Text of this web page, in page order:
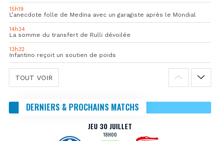
15h19
L’anecdote folle de Medina avec un garagiste après le Mondial
14h34
La somme du transfert de Rulli dévoilée
13h32
Infantino reçoit un soutien de poids
TOUT VOIR
DERNIERS & PROCHAINS MATCHS
JEU 30 JUILLET
18H00